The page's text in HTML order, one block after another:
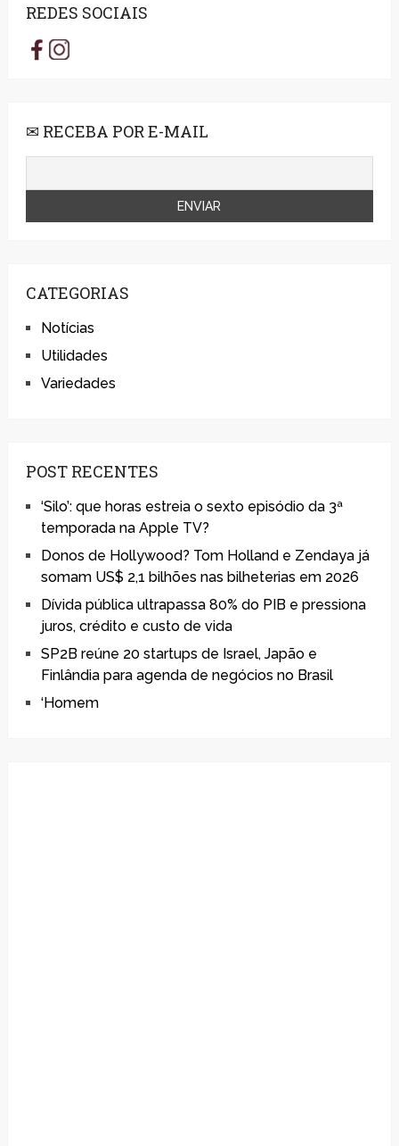
REDES SOCIAIS
✉ RECEBA POR E-MAIL
CATEGORIAS
Notícias
Utilidades
Variedades
POST RECENTES
‘Silo’: que horas estreia o sexto episódio da 3ª
temporada na Apple TV?
Donos de Hollywood? Tom Holland e Zendaya já
somam US$ 2,1 bilhões nas bilheterias em 2026
Dívida pública ultrapassa 80% do PIB e pressiona
juros, crédito e custo de vida
SP2B reúne 20 startups de Israel, Japão e
Finlândia para agenda de negócios no Brasil
‘Homem